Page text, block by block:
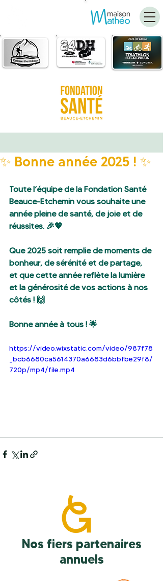
✨ Bonne année 2025 ! ✨
Toute l’équipe de la Fondation Santé
Beauce-Etchemin vous souhaite une
année pleine de santé, de joie et de
réussites. 🎉💖
Que 2025 soit remplie de moments de
bonheur, de sérénité et de partage,
et que cette année reflète la lumière
et la générosité de vos actions à nos
côtés ! 🙌
Bonne année à tous ! 🌟
https://video.wixstatic.com/video/987f78
_bcb6680ca5614370a6683d6bbfbe29f8/
720p/mp4/file.mp4
Nos fiers partenaires
annuels